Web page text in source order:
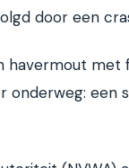
door een
havermout
onderweg: een